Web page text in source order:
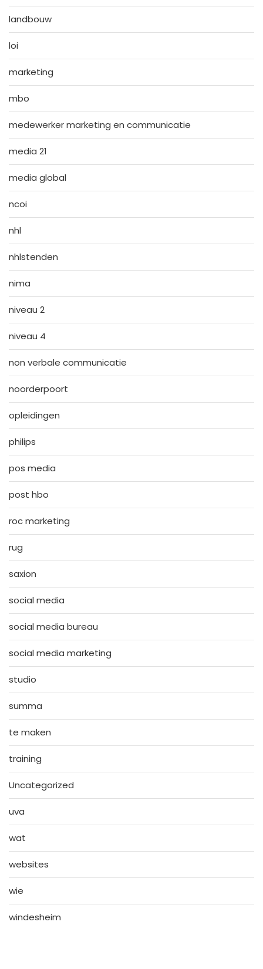
landbouw
loi
marketing
mbo
medewerker marketing en communicatie
media 21
media global
ncoi
nhl
nhlstenden
nima
niveau 2
niveau 4
non verbale communicatie
noorderpoort
opleidingen
philips
pos media
post hbo
roc marketing
rug
saxion
social media
social media bureau
social media marketing
studio
summa
te maken
training
Uncategorized
uva
wat
websites
wie
windesheim